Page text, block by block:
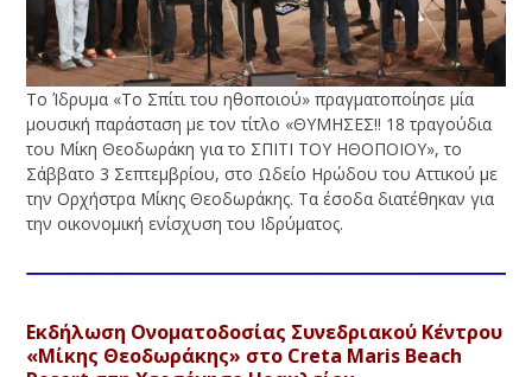
Το Ίδρυμα «Το Σπίτι του ηθοποιού» πραγματοποίησε μία
μουσική παράσταση με τον τίτλο «ΘΥΜΗΣΕΣ!! 18 τραγούδια
του Μίκη Θεοδωράκη για το ΣΠΙΤΙ ΤΟΥ ΗΘΟΠΟΙΟΥ», το
Σάββατο 3 Σεπτεμβρίου, στο Ωδείο Ηρώδου του Αττικού με
την Ορχήστρα Μίκης Θεοδωράκης. Τα έσοδα διατέθηκαν για
την οικονομική ενίσχυση του Ιδρύματος.
Εκδήλωση Ονοματοδοσίας Συνεδριακού Κέντρου
«Μίκης Θεοδωράκης» στο Creta Maris Beach